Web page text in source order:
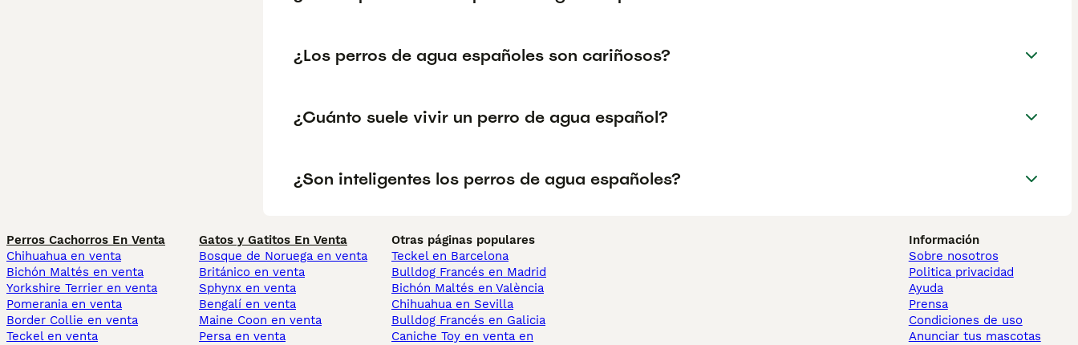
¿Los perros de agua españoles son cariñosos?
¿Cuánto suele vivir un perro de agua español?
¿Son inteligentes los perros de agua españoles?
Perros Cachorros En Venta
Chihuahua en venta
Bichón Maltés en venta
Yorkshire Terrier en venta
Pomerania en venta
Border Collie en venta
Teckel en venta
Gatos y Gatitos En Venta
Bosque de Noruega en venta
Británico en venta
Sphynx en venta
Bengalí en venta
Maine Coon en venta
Persa en venta
Otras páginas populares
Teckel en Barcelona
Bulldog Francés en Madrid
Bichón Maltés en València
Chihuahua en Sevilla
Bulldog Francés en Galicia
Caniche Toy en venta en
Información
Sobre nosotros
Politica privacidad
Ayuda
Prensa
Condiciones de uso
Anunciar tus mascotas